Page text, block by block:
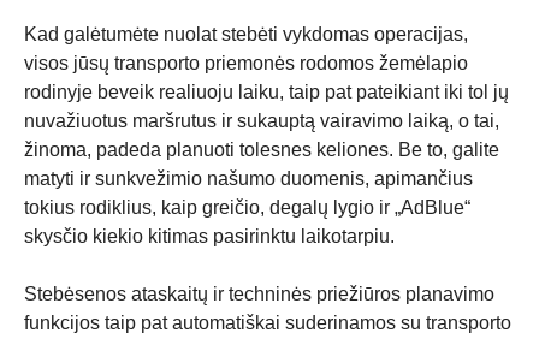
Kad galėtumėte nuolat stebėti vykdomas operacijas,
visos jūsų transporto priemonės rodomos žemėlapio
rodinyje beveik realiuoju laiku, taip pat pateikiant iki tol jų
nuvažiuotus maršrutus ir sukauptą vairavimo laiką, o tai,
žinoma, padeda planuoti tolesnes keliones. Be to, galite
matyti ir sunkvežimio našumo duomenis, apimančius
tokius rodiklius, kaip greičio, degalų lygio ir „AdBlue“
skysčio kiekio kitimas pasirinktu laikotarpiu.
Stebėsenos ataskaitų ir techninės priežiūros planavimo
funkcijos taip pat automatiškai suderinamos su transporto